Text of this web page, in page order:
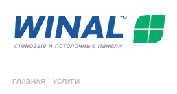
ГЛАВНАЯ - УСЛУГИ